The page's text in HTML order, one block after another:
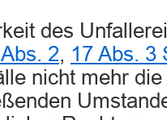
des
2, 17 Abs. 3
nicht mehr